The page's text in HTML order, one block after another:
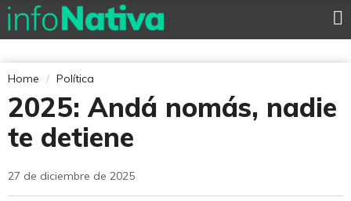
Home Política
2025: Andá nomás, nadie
te detiene
27 de diciembre de 2025